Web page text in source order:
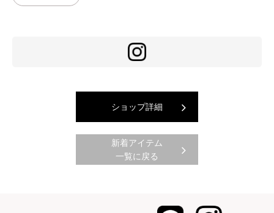
ショップ詳細
新着アイテム
一覧に戻る